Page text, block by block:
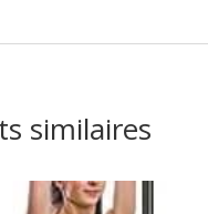
similaires